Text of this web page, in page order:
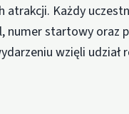
atrakcji. Każdy
numer startowy oraz
wzięli udział